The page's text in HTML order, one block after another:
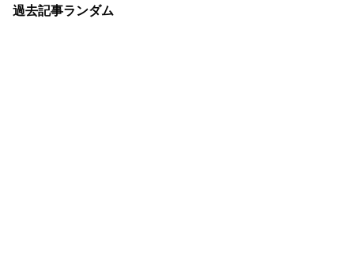
過去記事ランダム